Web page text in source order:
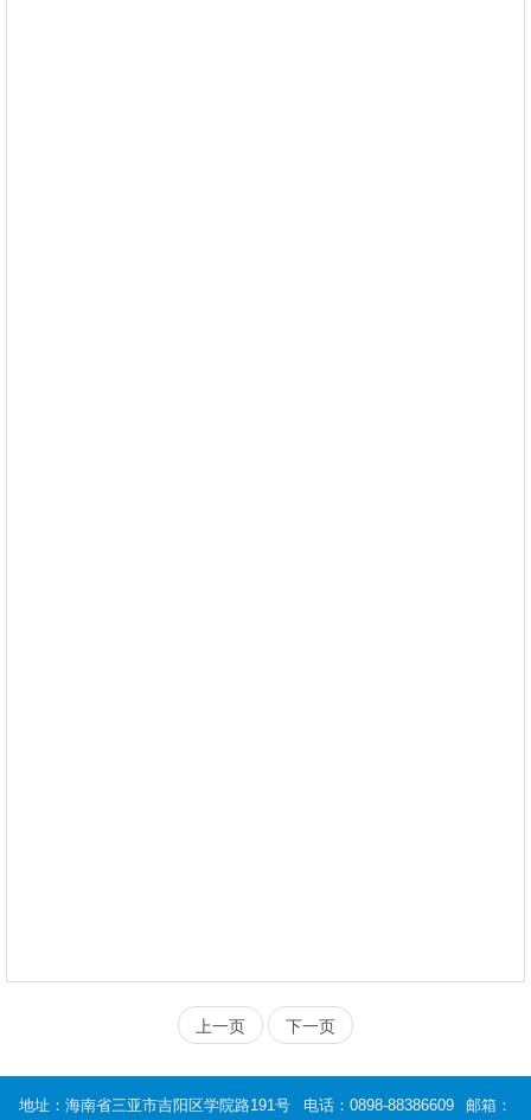
上一页 下一页
地址：海南省三亚市吉阳区学院路191号 电话：0898-88386609 邮箱：